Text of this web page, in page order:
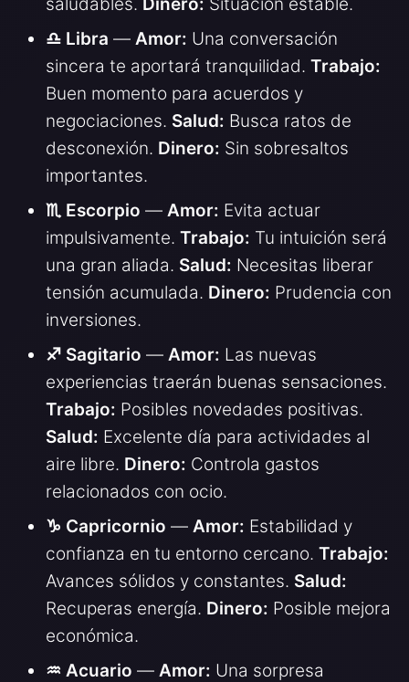
♎ Libra — Amor: Una conversación
sincera te aportará tranquilidad. Trabajo:
Buen momento para acuerdos y
negociaciones. Salud: Busca ratos de
desconexión. Dinero: Sin sobresaltos
importantes.
♏ Escorpio — Amor: Evita actuar
impulsivamente. Trabajo: Tu intuición será
una gran aliada. Salud: Necesitas liberar
tensión acumulada. Dinero: Prudencia con
inversiones.
♐ Sagitario — Amor: Las nuevas
experiencias traerán buenas sensaciones.
Trabajo: Posibles novedades positivas.
Salud: Excelente día para actividades al
aire libre. Dinero: Controla gastos
relacionados con ocio.
♑ Capricornio — Amor: Estabilidad y
confianza en tu entorno cercano. Trabajo:
Avances sólidos y constantes. Salud:
Recuperas energía. Dinero: Posible mejora
económica.
♒ Acuario — Amor: Una sorpresa